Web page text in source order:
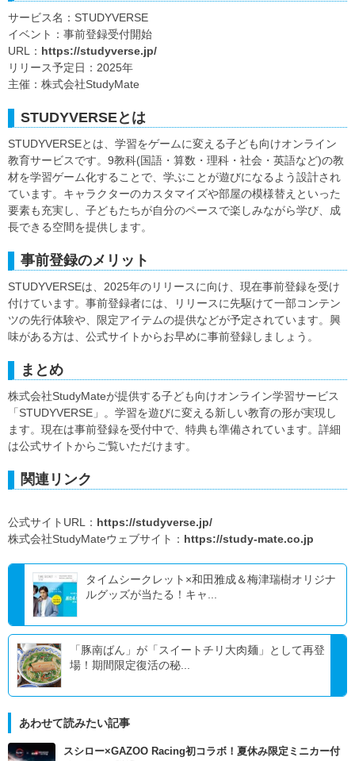
サービス名：STUDYVERSE
イベント：事前登録受付開始
URL： https://studyverse.jp/
リリース予定日：2025年
主催：株式会社StudyMate
STUDYVERSEとは
STUDYVERSEとは、学習をゲームに変える子ども向けオンライン
教育サービスです。9教科(国語・算数・理科・社会・英語など)の教
材を学習ゲーム化することで、学ぶことが遊びになるよう設計され
ています。キャラクターのカスタマイズや部屋の模様替えといった
要素も充実し、子どもたちが自分のペースで楽しみながら学び、成
長できる空間を提供します。
事前登録のメリット
STUDYVERSEは、2025年のリリースに向け、現在事前登録を受け
付けています。事前登録者には、リリースに先駆けて一部コンテン
ツの先行体験や、限定アイテムの提供などが予定されています。興
味がある方は、公式サイトからお早めに事前登録しましょう。
まとめ
株式会社StudyMateが提供する子ども向けオンライン学習サービス
「STUDYVERSE」。学習を遊びに変える新しい教育の形が実現し
ます。現在は事前登録を受付中で、特典も準備されています。詳細
は公式サイトからご覧いただけます。
関連リンク
公式サイトURL： https://studyverse.jp/
株式会社StudyMateウェブサイト： https://study-mate.co.jp
タイムシークレット×和田雅成＆梅津瑞樹オリジナ
ルグッズが当たる！キャ...
「豚南ばん」が「スイートチリ大肉麺」として再登
場！期間限定復活の秘...
あわせて読みたい記事
スシロー×GAZOO Racing初コラボ！夏休み限定ミニカー付